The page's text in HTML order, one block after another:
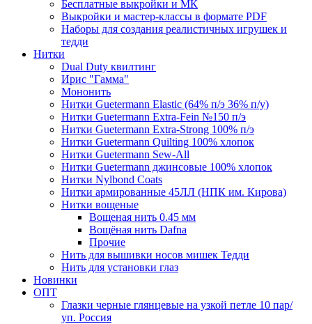
Бесплатные выкройки и МК
Выкройки и мастер-классы в формате PDF
Наборы для создания реалистичных игрушек и
тедди
Нитки
Dual Duty квилтинг
Ирис "Гамма"
Мононить
Нитки Guetermann Elastic (64% п/э 36% п/у)
Нитки Guetermann Extra-Fein №150 п/э
Нитки Guetermann Extra-Strong 100% п/э
Нитки Guetermann Quilting 100% хлопок
Нитки Guetermann Sew-All
Нитки Guetermann джинсовые 100% хлопок
Нитки Nylbond Coats
Нитки армированные 45ЛЛ (НПК им. Кирова)
Нитки вощеные
Вощеная нить 0.45 мм
Вощёная нить Dafna
Прочие
Нить для вышивки носов мишек Тедди
Нить для установки глаз
Новинки
ОПТ
Глазки черные глянцевые на узкой петле 10 пар/
уп. Россия